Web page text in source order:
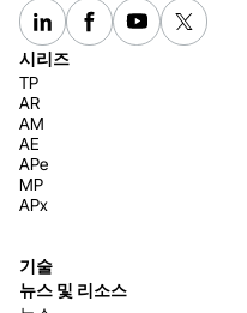
시리즈
TP
AR
AM
AE
APe
MP
APx
기술
뉴스 및 리소스